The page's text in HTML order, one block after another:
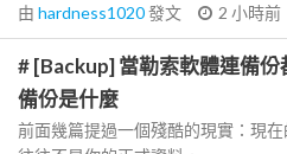
由 hardness1020發文 2 小時前
# [Backup] 當勒索軟體連備
備份是什麼
前面幾篇提過一個殘酷的現實：現